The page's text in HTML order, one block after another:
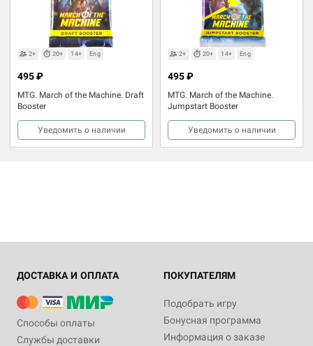
2+ 20+ 14+ Eng
MTG. March of the Machine. Draft
Booster
495 ₽
Уведомить о наличии
2+ 20+ 14+ Eng
MTG. March of the Machine.
Jumpstart Booster
495 ₽
Уведомить о наличии
ДОСТАВКА И ОПЛАТА
Способы оплаты
Службы доставки
ПОКУПАТЕЛЯМ
Подобрать игру
Бонусная программа
Информация о заказе